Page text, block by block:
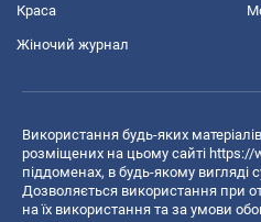
Краса
Жіночий журнал
Використання будь-яких
розміщених на цьому сайті https://
піддоменах, в будь-якому вигляді
Дозволяється використання при
на їх використання та за умови